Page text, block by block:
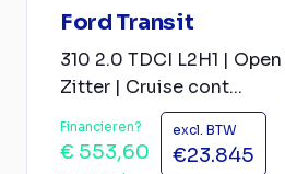
Ford Transit
310 2.0 TDCI L2H1 |
Zitter | Cruise cont...
Financieren?
€ 553,60
excl. BTW
€23.845